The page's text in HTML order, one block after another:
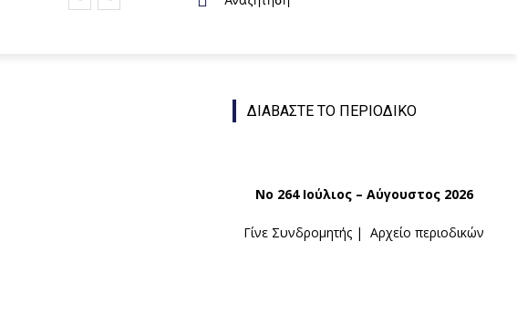
ΔΙΑΒΑΣΤΕ ΤΟ ΠΕΡΙΟΔΙΚΟ
Νο 264 Ιούλιος – Αύγουστος 2026
Γίνε Συνδρομητής | Αρχείο περιοδικών